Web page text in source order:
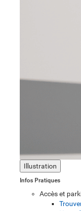
Illustration
Infos Pratiques
Accès et